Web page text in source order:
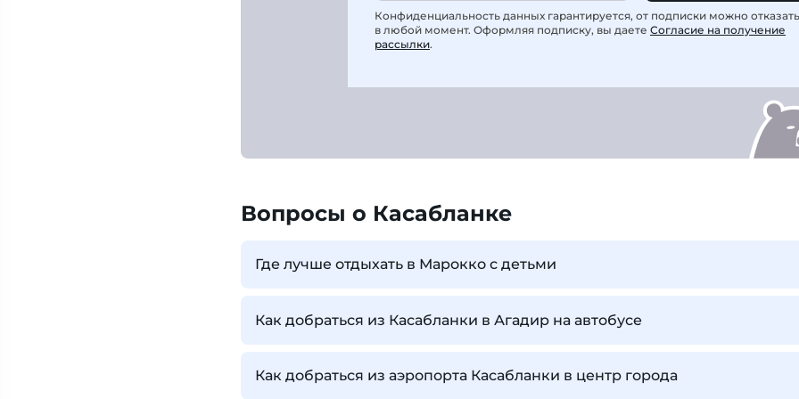
Конфиденциальность данных гарантируется, от подписки можно
в любой момент. Оформляя подписку, вы даете Согласие на получение
рассылки.
Вопросы о Касабланке
Где лучше отдыхать в Марокко с детьми
Как добраться из Касабланки в Агадир на автобусе
Как добраться из аэропорта Касабланки в центр города